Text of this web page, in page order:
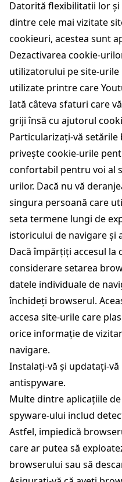
Datorită flexibilitatii lor
dintre cele mai vizitate
cookieuri, acestea sunt
Dezactivarea cookie-
utilizatorului pe site-urile
utilizate printre care
Iată câteva sfaturi care
griji însă cu ajutorul
Particularizați-vă
privește cookie-urile
confortabil pentru voi al
urilor. Dacă nu vă
singura persoană care
seta termene lungi de
istoricului de navigare și
Dacă împărțiți accesul la
considerare setarea
datele individuale de
închideți browserul.
accesa site-urile care
orice informație de
navigare.
Instalați-vă și updatați-
antispyware.
Multe dintre aplicațiile
spyware-ului includ
Astfel, impiedică
care ar putea să
browserului sau să